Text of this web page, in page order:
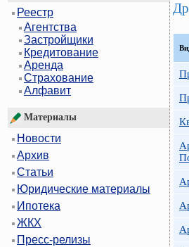
Реестр
Агентства
Застройщики
Кредитование
Аренда
Страхование
Алфавит
Материалы
Новости
Архив
Статьи
Юридические материалы
Ипотека
ЖКХ
Пресс-релизы